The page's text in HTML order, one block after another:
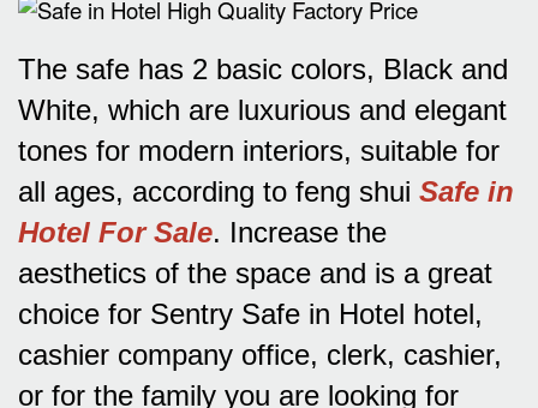
The safe has 2 basic colors, Black and
White, which are luxurious and elegant
tones for modern interiors, suitable for
all ages, according to feng shui Safe in
Hotel For Sale. Increase the
aesthetics of the space and is a great
choice for Sentry Safe in Hotel hotel,
cashier company office, clerk, cashier,
or for the family you are looking for